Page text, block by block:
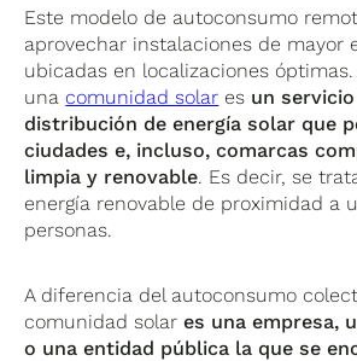
Este modelo de autoconsumo
aprovechar instalaciones de mayor
ubicadas en localizaciones
una comunidad solar es un
distribución de energía solar que
ciudades e, incluso, comarcas
limpia y renovable. Es decir, se
energía renovable de proximidad a
personas.
A diferencia del autoconsumo
comunidad solares una empresa,
o una entidad pública la que se